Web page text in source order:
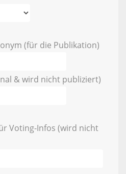
(für die Publikation)
& wird nicht publiziert)
Voting-Infos (wird nicht